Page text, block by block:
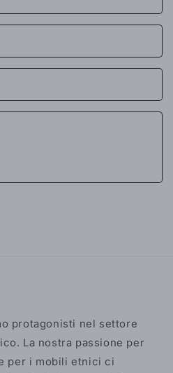
protagonisti nel settore
La nostra passione per
per i mobili etnici ci